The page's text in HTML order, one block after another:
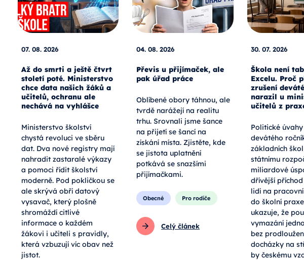
07. 08. 2026
Až do smrti a ještě čtvrt
století poté. Ministerstvo
chce data našich žáků a
učitelů, ochranu ale
nechává na vyhlášce
Ministerstvo školství
chystá revoluci ve sběru
dat. Dva nové registry mají
nahradit zastaralé výkazy
a pomoci řídit školství
moderně. Pod pokličkou se
ale skrývá obří datový
vysavač, který plošně
shromáždí citlivé
informace o každém
žákovi i učiteli s pravidly,
která vzbuzují víc obav než
jistot.
04. 08. 2026
Převis u přijímaček, ale
pak úřad práce
Oblíbené obory táhnou, ale
tvrdě narážejí na realitu
trhu. Srovnali jsme šance
na přijetí se šancí na
získání místa. Zjistěte, kde
se jistota uplatnění
potkává se snazšími
přijímačkami.
Obecné Pro rodiče
Celý článek
30. 07. 2026
Škola není
Excelu. Proč
zrušení
narazil u
učitelů z
Politické
devátého
základních
státnímu
miliardové
dřívější
lidí na
do školní
ukazuje, že
vymazání
bez
docházky na
by českému